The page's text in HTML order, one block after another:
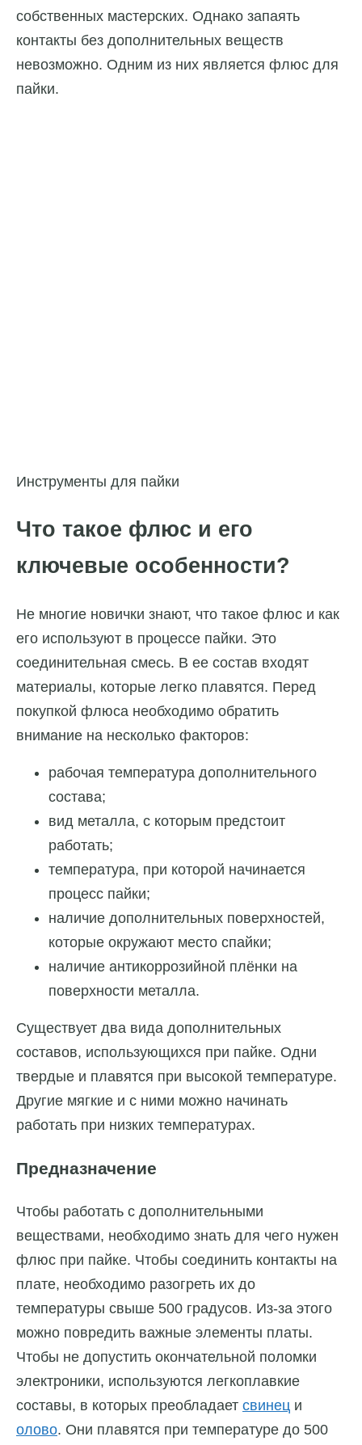
собственных мастерских. Однако запаять
контакты без дополнительных веществ
невозможно. Одним из них является флюс для
пайки.
Инструменты для пайки
Что такое флюс и его
ключевые особенности?
Не многие новички знают, что такое флюс и как
его используют в процессе пайки. Это
соединительная смесь. В ее состав входят
материалы, которые легко плавятся. Перед
покупкой флюса необходимо обратить
внимание на несколько факторов:
рабочая температура дополнительного
состава;
вид металла, с которым предстоит
работать;
температура, при которой начинается
процесс пайки;
наличие дополнительных поверхностей,
которые окружают место спайки;
наличие антикоррозийной плёнки на
поверхности металла.
Существует два вида дополнительных
составов, использующихся при пайке. Одни
твердые и плавятся при высокой температуре.
Другие мягкие и с ними можно начинать
работать при низких температурах.
Предназначение
Чтобы работать с дополнительными
веществами, необходимо знать для чего нужен
флюс при пайке. Чтобы соединить контакты на
плате, необходимо разогреть их до
температуры свыше 500 градусов. Из-за этого
можно повредить важные элементы платы.
Чтобы не допустить окончательной поломки
электроники, используются легкоплавкие
составы, в которых преобладает свинец и
олово. Они плавятся при температуре до 500